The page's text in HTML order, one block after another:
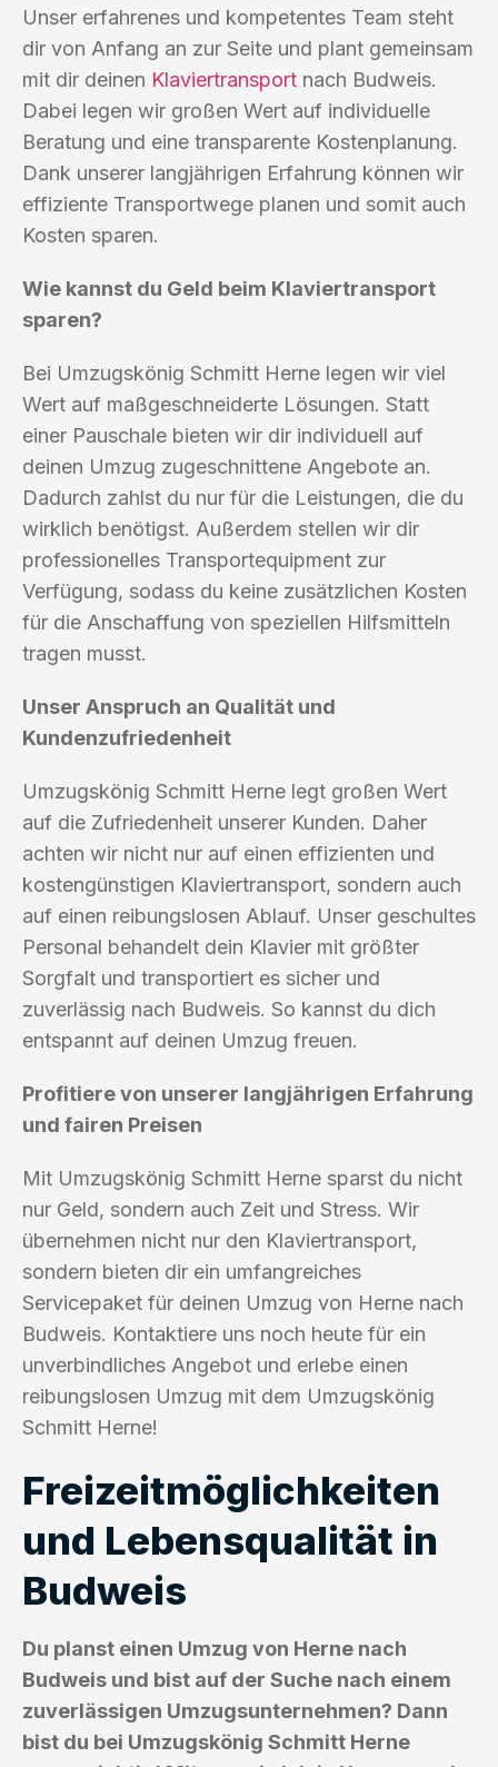
Unser erfahrenes und kompetentes Team steht
dir von Anfang an zur Seite und plant gemeinsam
mit dir deinen Klaviertransport nach Budweis.
Dabei legen wir großen Wert auf individuelle
Beratung und eine transparente Kostenplanung.
Dank unserer langjährigen Erfahrung können wir
effiziente Transportwege planen und somit auch
Kosten sparen.
Wie kannst du Geld beim Klaviertransport
sparen?
Bei Umzugskönig Schmitt Herne legen wir viel
Wert auf maßgeschneiderte Lösungen. Statt
einer Pauschale bieten wir dir individuell auf
deinen Umzug zugeschnittene Angebote an.
Dadurch zahlst du nur für die Leistungen, die du
wirklich benötigst. Außerdem stellen wir dir
professionelles Transportequipment zur
Verfügung, sodass du keine zusätzlichen Kosten
für die Anschaffung von speziellen Hilfsmitteln
tragen musst.
Unser Anspruch an Qualität und
Kundenzufriedenheit
Umzugskönig Schmitt Herne legt großen Wert
auf die Zufriedenheit unserer Kunden. Daher
achten wir nicht nur auf einen effizienten und
kostengünstigen Klaviertransport, sondern auch
auf einen reibungslosen Ablauf. Unser geschultes
Personal behandelt dein Klavier mit größter
Sorgfalt und transportiert es sicher und
zuverlässig nach Budweis. So kannst du dich
entspannt auf deinen Umzug freuen.
Profitiere von unserer langjährigen Erfahrung
und fairen Preisen
Mit Umzugskönig Schmitt Herne sparst du nicht
nur Geld, sondern auch Zeit und Stress. Wir
übernehmen nicht nur den Klaviertransport,
sondern bieten dir ein umfangreiches
Servicepaket für deinen Umzug von Herne nach
Budweis. Kontaktiere uns noch heute für ein
unverbindliches Angebot und erlebe einen
reibungslosen Umzug mit dem Umzugskönig
Schmitt Herne!
Freizeitmöglichkeiten
und Lebensqualität in
Budweis
Du planst einen Umzug von Herne nach
Budweis und bist auf der Suche nach einem
zuverlässigen Umzugsunternehmen? Dann
bist du bei Umzugskönig Schmitt Herne